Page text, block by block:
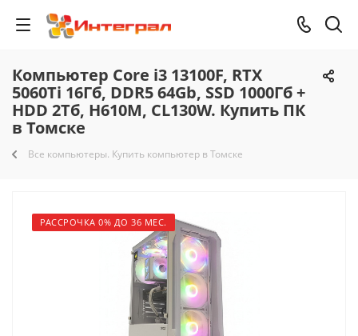
Компьютер Core i3 13100F, RTX
5060Ti 16Гб, DDR5 64Gb, SSD 1000Гб +
HDD 2Тб, H610M, CL130W. Купить ПК
в Томске
Все компьютеры. Купить компьютер в Томске
РАССРОЧКА 0% ДО 36 МЕС.